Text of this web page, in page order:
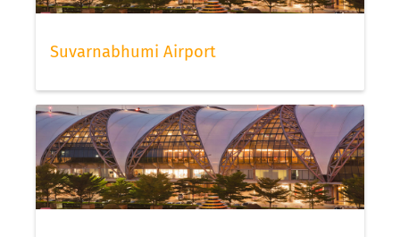
Suvarnabhumi Airport